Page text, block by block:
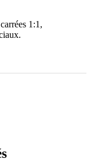
1:1,